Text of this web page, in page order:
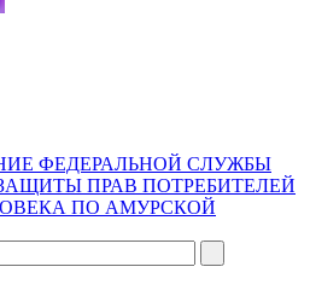
ФЕДЕРАЛЬНОЙ СЛУЖБЫ
ПРАВ ПОТРЕБИТЕЛЕЙ
ПО АМУРСКОЙ